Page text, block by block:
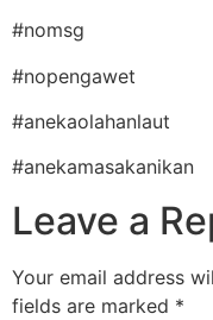
#nomsg
#nopengawet
#anekaolahanlaut
#anekamasakanikan
Leave a
Your email address
fields are marked *